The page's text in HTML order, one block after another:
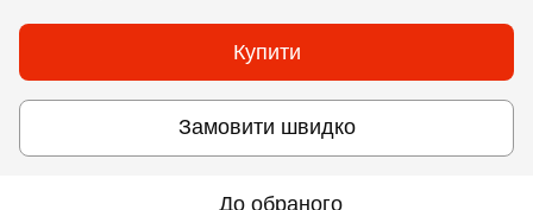
Купити
Замовити швидко
До обраного